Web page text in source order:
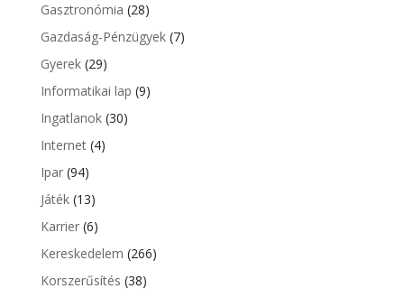
Gasztronómia (28)
Gazdaság-Pénzügyek(7)
Gyerek(29)
Informatikai lap (9)
Ingatlanok(30)
Internet(4)
Ipar(94)
Játék(13)
Karrier(6)
Kereskedelem (266)
Korszerűsítés (38)